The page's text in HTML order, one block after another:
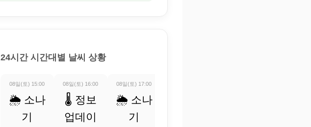
24시간 시간대별 날씨 상황
08일(토) 15:00
🌦️ 소나
기
08일(토) 16:00
🌡️ 정보
업데이
08일(토) 17:00
🌦️ 소나
기